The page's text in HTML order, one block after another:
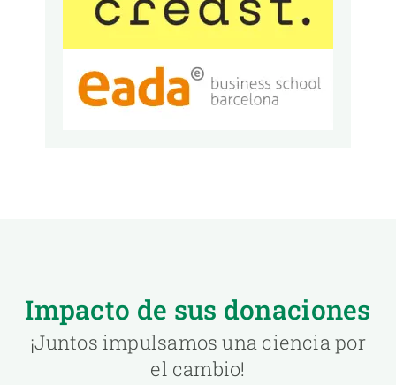
Impacto de sus donaciones
¡Juntos impulsamos una ciencia por
el cambio!